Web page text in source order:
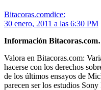
Bitacoras.comdice:
30 enero, 2011 a las 6:30 PM
Información
Valora en Bitacoras.com:
hacerse con los derechos
de los últimos ensayos de
parecen ser los estudios